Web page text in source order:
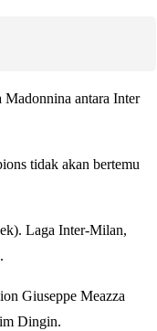
antara Inter
tidak akan bertemu
Laga Inter-Milan,
Giuseppe Meazza
Dingin.